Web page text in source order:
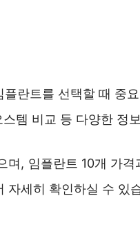
란트를 선택할 때 중
템 비교 등 다양한 정
며, 임플란트 10개 가
자세히 확인하실 수 있